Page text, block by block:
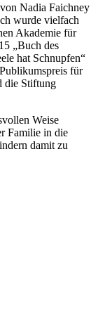
Nadia Faichney
wurde vielfach
Akademie für
„Buch des
hat Schnupfen“
für
die Stiftung
Weise
Familie in die
damit zu